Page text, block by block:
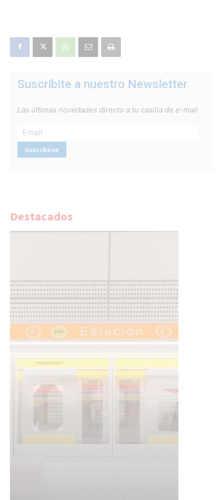
Suscribite a nuestro Newsletter
Las últimas novedades directo a tu casilla de e-mail
Destacados